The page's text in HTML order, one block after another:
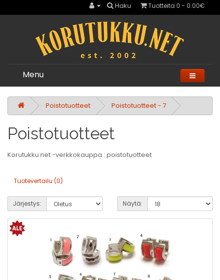
Haku Tuotteita 0 - 0.00€
Menu
Poistotuotteet Poistotuotteet - 7
Poistotuotteet
Korutukku.net -verkkokauppa : poistotuotteet
Tuotevertailu (0)
Järjestys: Näytä: